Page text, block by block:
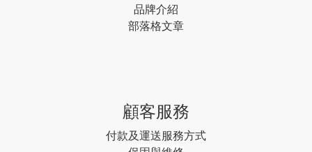
品牌介紹
部落格文章
顧客服務
付款及運送服務方式